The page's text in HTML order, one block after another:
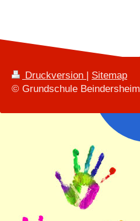
Druckversion
Sitemap
© Grundschule Beindersheim